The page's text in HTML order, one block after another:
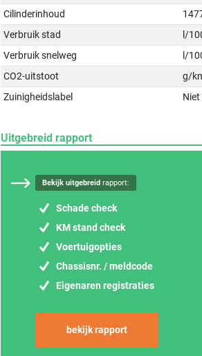
Cilinderinhoud
Verbruik stad
l/
Verbruik snelweg
l/
CO2-uitstoot
g/
Zuinigheidslabel
Uitgebreid rapport
Bekijk uitgebreid rapport:
Schade check
KM stand check
Voertuigopties
Chassisnr. / meldcode
Eigenaren registraties
bekijk rapport